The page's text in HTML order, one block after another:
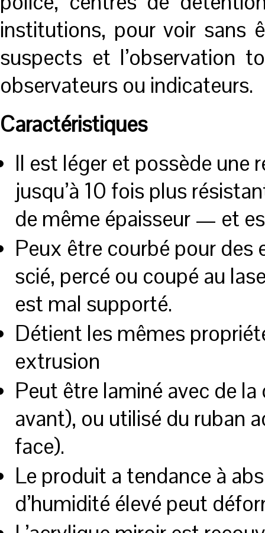
institutions, pour voir sans
suspects et l’observation
observateurs ou indicateurs.
Caractéristiques
Il est léger et possède
jusqu’à 10 fois plus
de même épaisseur — et
Peux être courbé pour des
scié, percé ou coupé au
est mal supporté.
Détient les mêmes
extrusion
Peut être laminé avec de
avant), ou utilisé du ruban
face).
Le produit a tendance à
d’humidité élevé peut